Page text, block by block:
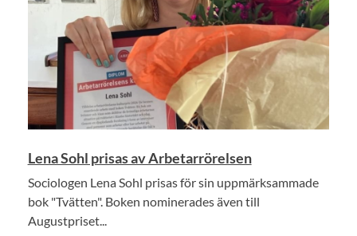
Lena Sohl prisas av Arbetarrörelsen
Sociologen Lena Sohl prisas för sin uppmärksammade
bok "Tvätten". Boken nominerades även till
Augustpriset...